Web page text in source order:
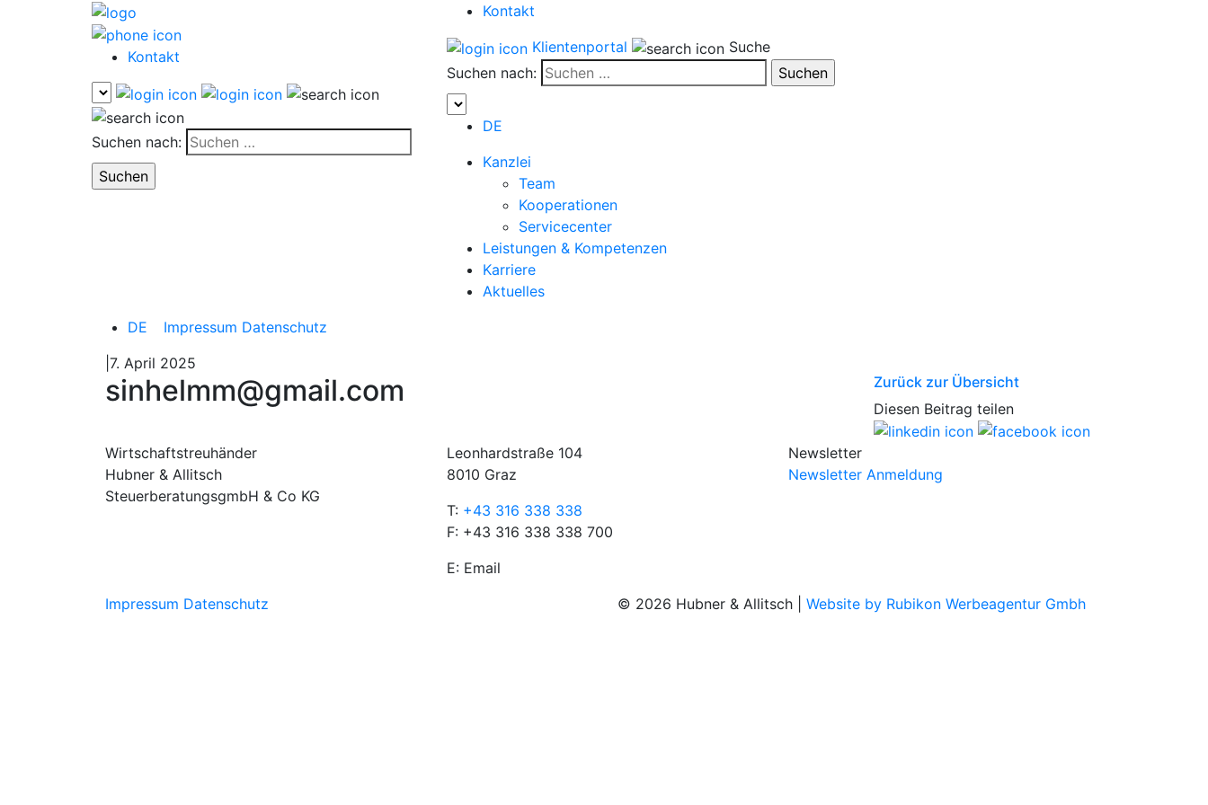
Kontakt
Suchen nach:
Kontakt
Klientenportal
Suche
Suchen nach:
DE
Kanzlei
Team
Kooperationen
Servicecenter
Leistungen & Kompetenzen
Karriere
Aktuelles
DE
Impressum Datenschutz
|7. April 2025
sinhelmm@gmail.com
Zurück zur Übersicht
Diesen Beitrag teilen
Wirtschaftstreuhänder
Hubner & Allitsch
SteuerberatungsgmbH & Co KG
Leonhardstraße 104
8010 Graz
T: +43 316 338 338
F: +43 316 338 338 700
E: Email
Newsletter
Newsletter Anmeldung
Impressum Datenschutz © 2026 Hubner & Allitsch | Website by Rubikon Werbeagentur Gmbh